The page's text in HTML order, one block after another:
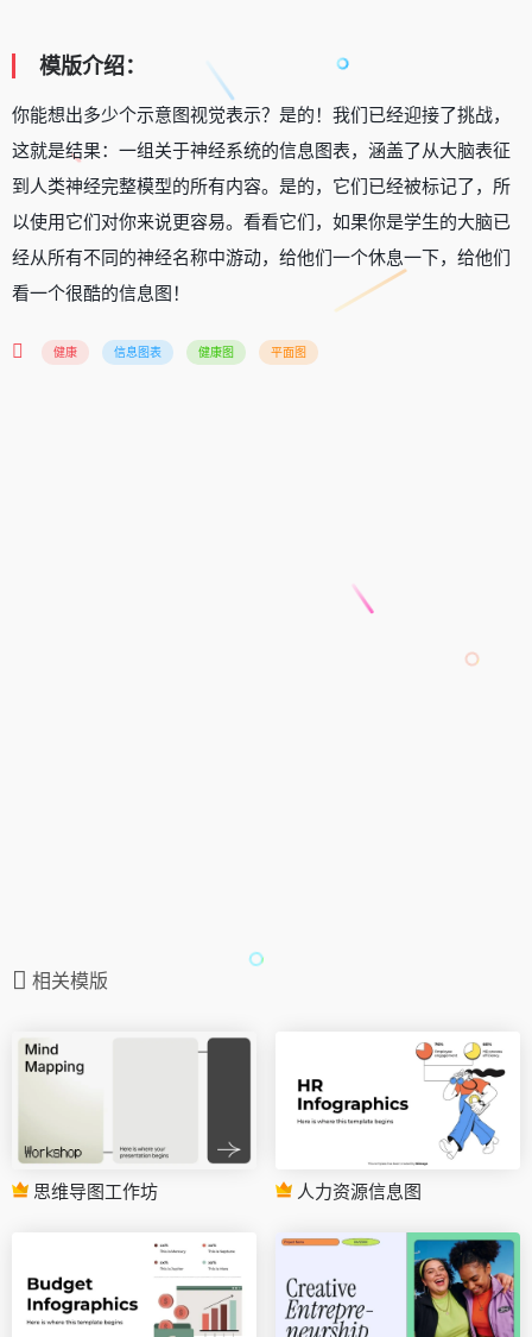
模版介绍：
你能想出多少个示意图视觉表示？是的！我们已经迎接了挑战，
这就是结果：一组关于神经系统的信息图表，涵盖了从大脑表征
到人类神经完整模型的所有内容。是的，它们已经被标记了，所
以使用它们对你来说更容易。看看它们，如果你是学生的大脑已
经从所有不同的神经名称中游动，给他们一个休息一下，给他们
看一个很酷的信息图！
健康 信息图表 健康图 平面图
相关模版
思维导图工作坊 人力资源信息图